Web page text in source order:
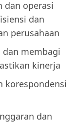
dan operasi
dan
perusahaan
membagi
kinerja
korespondensi
dan